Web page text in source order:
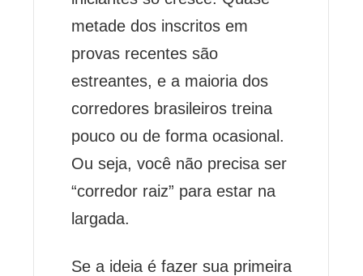
metade dos inscritos em
provas recentes são
estreantes, e a maioria dos
corredores brasileiros treina
pouco ou de forma ocasional.
Ou seja, você não precisa ser
“corredor raiz” para estar na
largada.
Se a ideia é fazer sua primeira